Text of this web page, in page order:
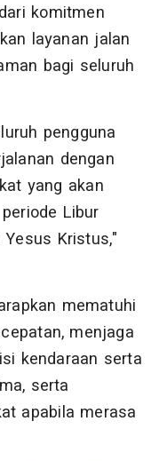
komitmen
layanan jalan
bagi seluruh
pengguna
dengan
yang akan
Libur
Kristus,"
mematuhi
menjaga
kendaraan serta
serta
apabila merasa